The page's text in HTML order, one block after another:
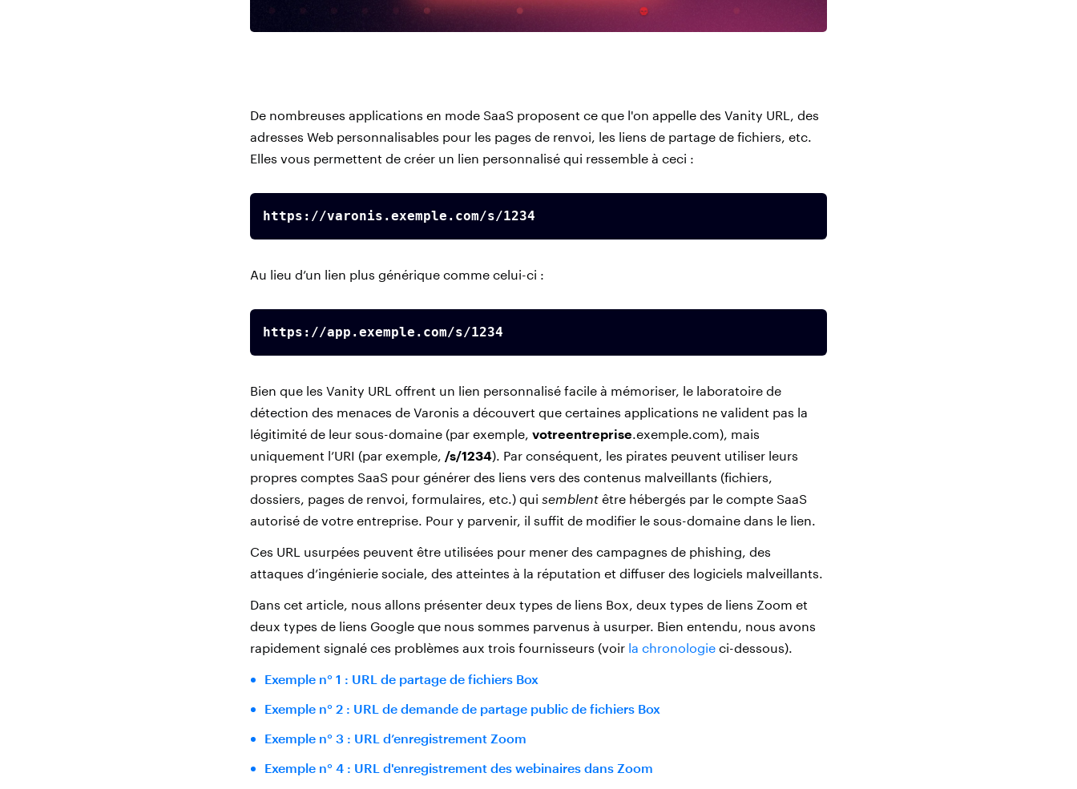
De nombreuses applications en mode SaaS proposent ce que l'on appelle des Vanity URL, des
adresses Web personnalisables pour les pages de renvoi, les liens de partage de fichiers, etc.
Elles vous permettent de créer un lien personnalisé qui ressemble à ceci :
https://varonis.exemple.com/s/1234
Au lieu d’un lien plus générique comme celui-ci :
https://app.exemple.com/s/1234
Bien que les Vanity URL offrent un lien personnalisé facile à mémoriser, le laboratoire de
détection des menaces de Varonis a découvert que certaines applications ne valident pas la
légitimité de leur sous-domaine (par exemple, votreentreprise.exemple.com), mais
uniquement l’URI (par exemple, /s/1234). Par conséquent, les pirates peuvent utiliser leurs
propres comptes SaaS pour générer des liens vers des contenus malveillants (fichiers,
dossiers, pages de renvoi, formulaires, etc.) qui semblent être hébergés par le compte SaaS
autorisé de votre entreprise. Pour y parvenir, il suffit de modifier le sous-domaine dans le lien.
Ces URL usurpées peuvent être utilisées pour mener des campagnes de phishing, des
attaques d’ingénierie sociale, des atteintes à la réputation et diffuser des logiciels malveillants.
Dans cet article, nous allons présenter deux types de liens Box, deux types de liens Zoom et
deux types de liens Google que nous sommes parvenus à usurper. Bien entendu, nous avons
rapidement signalé ces problèmes aux trois fournisseurs (voir la chronologie ci-dessous).
Exemple n° 1 : URL de partage de fichiers Box
Exemple n° 2 : URL de demande de partage public de fichiers Box
Exemple n° 3 : URL d’enregistrement Zoom
Exemple n° 4 : URL d'enregistrement des webinaires dans Zoom